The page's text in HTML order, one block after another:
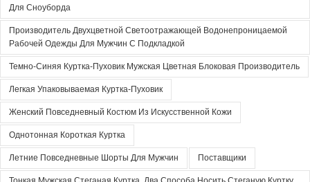
Для Сноуборда
Производитель Двухцветной Светоотражающей Водонепроницаемой
Рабочей Одежды Для Мужчин С Подкладкой
Темно-Синяя Куртка-Пуховик Мужская Цветная Блоковая Производитель
Легкая Упаковываемая Куртка-Пуховик
Женский Повседневный Костюм Из Искусственной Кожи
Однотонная Короткая Куртка
Летние Повседневные Шорты Для Мужчин Поставщики